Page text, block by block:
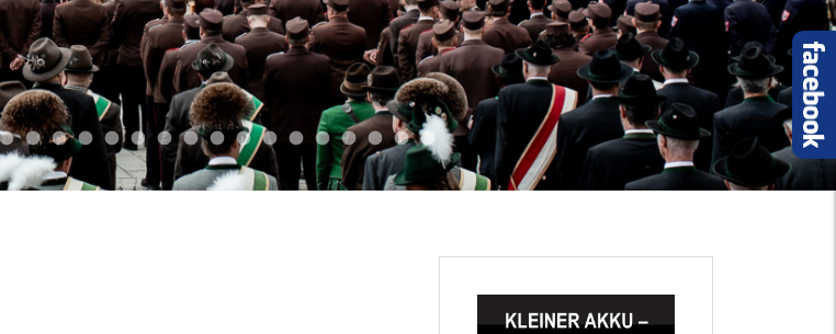
039 038
Aktuell 035
Aktuell 031
Aktuell 032
Aktuell 033
Aktuell 029
Aktuell 027
Aktuell 026
Aktuell 024
Aktuell 023
Flohmarkt 001
Aktuell 020
Aktuell 018
Aktuell 017
Aktuell 011
Aktuell 012
Aktuell 010
Auto 008